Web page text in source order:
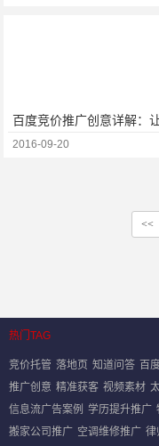
百度竞价推广创意详解：让
一分预算都带来有效点击
2016-09-20
<<
热门TAG
竞价托管 落地页 知道问答 百
推广创意 精准获客 视频素材
信息流广告案例 学历提升推广
搬家公司推广 空调维修推广 律